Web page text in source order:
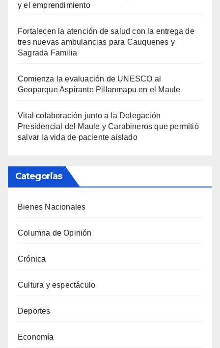
y el emprendimiento
Fortalecen la atención de salud con la entrega de
tres nuevas ambulancias para Cauquenes y
Sagrada Familia
Comienza la evaluación de UNESCO al
Geoparque Aspirante Pillanmapu en el Maule
Vital colaboración junto a la Delegación
Presidencial del Maule y Carabineros que permitió
salvar la vida de paciente aislado
Categorias
Bienes Nacionales
Columna de Opinión
Crónica
Cultura y espectáculo
Deportes
Economía